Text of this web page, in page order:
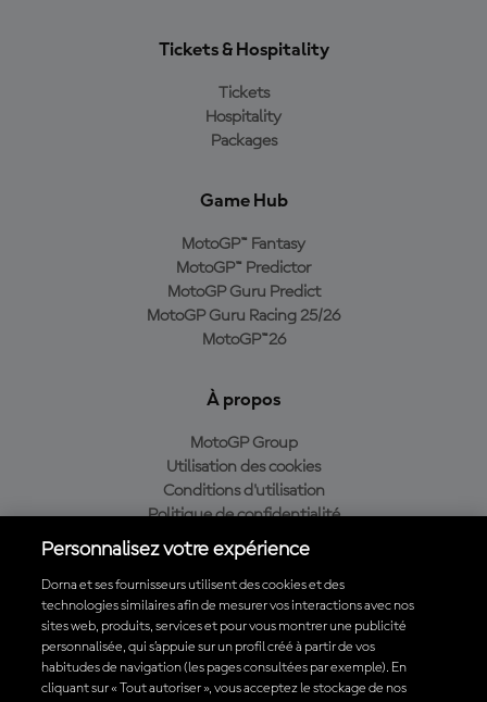
Tickets & Hospitality
Tickets
Hospitality
Packages
Game Hub
MotoGP™ Fantasy
MotoGP™ Predictor
MotoGP Guru Predict
MotoGP Guru Racing 25/26
MotoGP™26
À propos
MotoGP Group
Utilisation des cookies
Conditions d'utilisation
Politique de confidentialité
Politique d’achat
Télécharger l'appli officielle du MotoGP™
Personnalisez votre expérience
Dorna et ses fournisseurs utilisent des cookies et des
technologies similaires afin de mesurer vos interactions avec nos
sites web, produits, services et pour vous montrer une publicité
personnalisée, qui s’appuie sur un profil créé à partir de vos
habitudes de navigation (les pages consultées par exemple). En
cliquant sur « Tout autoriser », vous acceptez le stockage de nos